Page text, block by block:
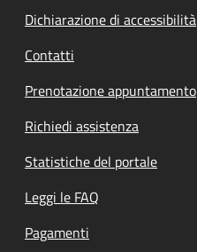
Dichiarazione di accessibilità
Contatti
Prenotazione appuntamento
Richiedi assistenza
Statistiche del portale
Leggi le FAQ
Pagamenti